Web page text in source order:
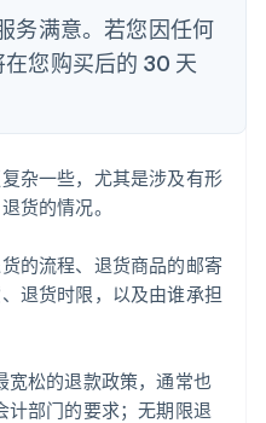
务满意。若您因任何
您购买后的 30 天
杂一些，尤其是涉及有形
货的情况。
的流程、退货商品的邮寄
退货时限，以及由谁承担
宽松的退款政策，通常也
计部门的要求；无期限退